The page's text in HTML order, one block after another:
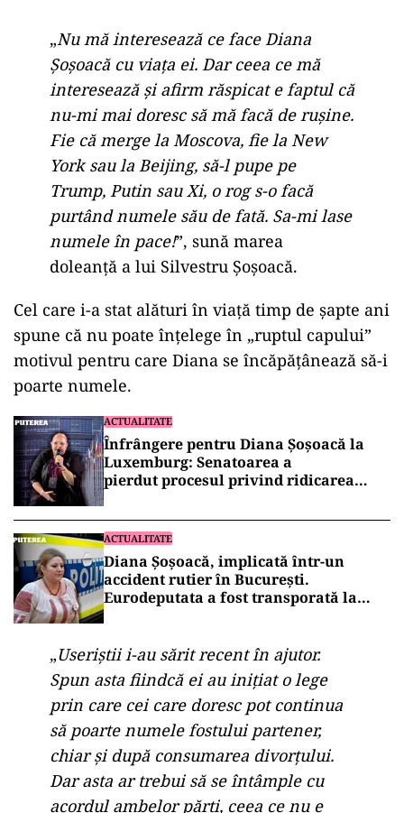
„Nu mă interesează ce face Diana
Șoșoacă cu viața ei. Dar ceea ce mă
interesează și afirm răspicat e faptul că
nu-mi mai doresc să mă facă de rușine.
Fie că merge la Moscova, fie la New
York sau la Beijing, să-l pupe pe
Trump, Putin sau Xi, o rog s-o facă
purtând numele său de fată. Sa-mi lase
numele în pace!”, sună marea
doleanță a lui Silvestru Șoșoacă.
Cel care i-a stat alături în viață timp de șapte ani
spune că nu poate înțelege în „ruptul capului”
motivul pentru care Diana se încăpățânează să-i
poarte numele.
ACTUALITATE
Înfrângere pentru Diana Șoșoacă la
Luxemburg: Senatoarea a
pierdut procesul privind ridicarea
ACTUALITATE
Diana Șoșoacă, implicată într-un
accident rutier în București.
Eurodeputata a fost transporată la
„Useriștii i-au sărit recent în ajutor.
Spun asta fiindcă ei au inițiat o lege
prin care cei care doresc pot continua
să poarte numele fostului partener,
chiar și după consumarea divorțului.
Dar asta ar trebui să se întâmple cu
acordul ambelor părți, ceea ce nu e